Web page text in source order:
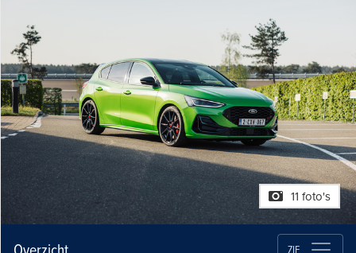
11 foto's
ZIE